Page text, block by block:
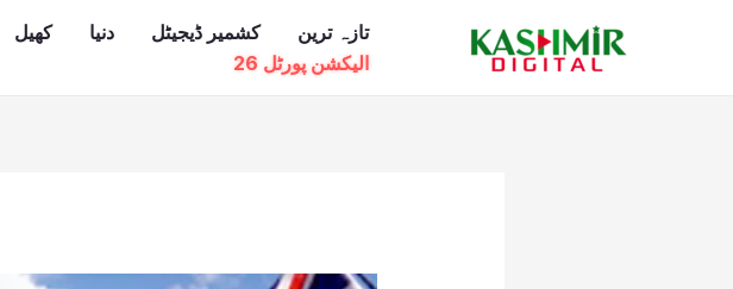
تازہ ترین کشمیر ڈیجیٹل دنیا کھیل
الیکشن پورٹل 26